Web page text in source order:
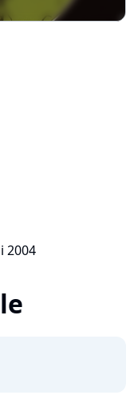
2004